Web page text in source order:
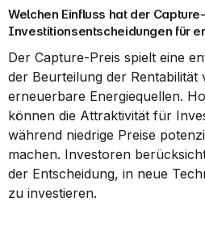
Welchen Einfluss hat der
Investitionsentscheidungen für
Der Capture-Preis spielt eine
der Beurteilung der Rentabilität
erneuerbare Energiequellen.
können die Attraktivität für
während niedrige Preise
machen. Investoren
der Entscheidung, in neue
zu investieren.